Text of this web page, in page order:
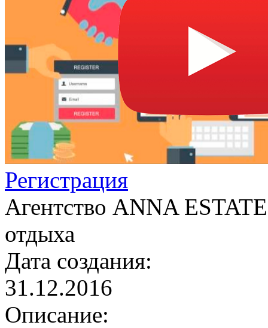
Регистрация
Агентство ANNA
отдыха
Дата создания:
31.12.2016
Описание: